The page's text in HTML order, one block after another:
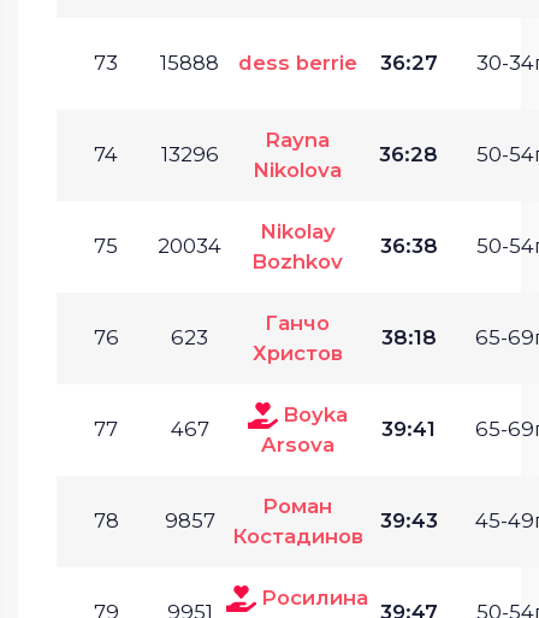
73 15888 dess berrie 36:27 30-
74 13296
Rayna
Nikolova
36:28 50-
75 20034
Nikolay
Bozhkov
36:38 50-
76 623
Ганчо
Христов
38:18 65-
77 467
Boyka
Arsova
39:41 65-
78 9857
Роман
Костадинов
39:43 45-
79 9951
Росилина
39:47 50-